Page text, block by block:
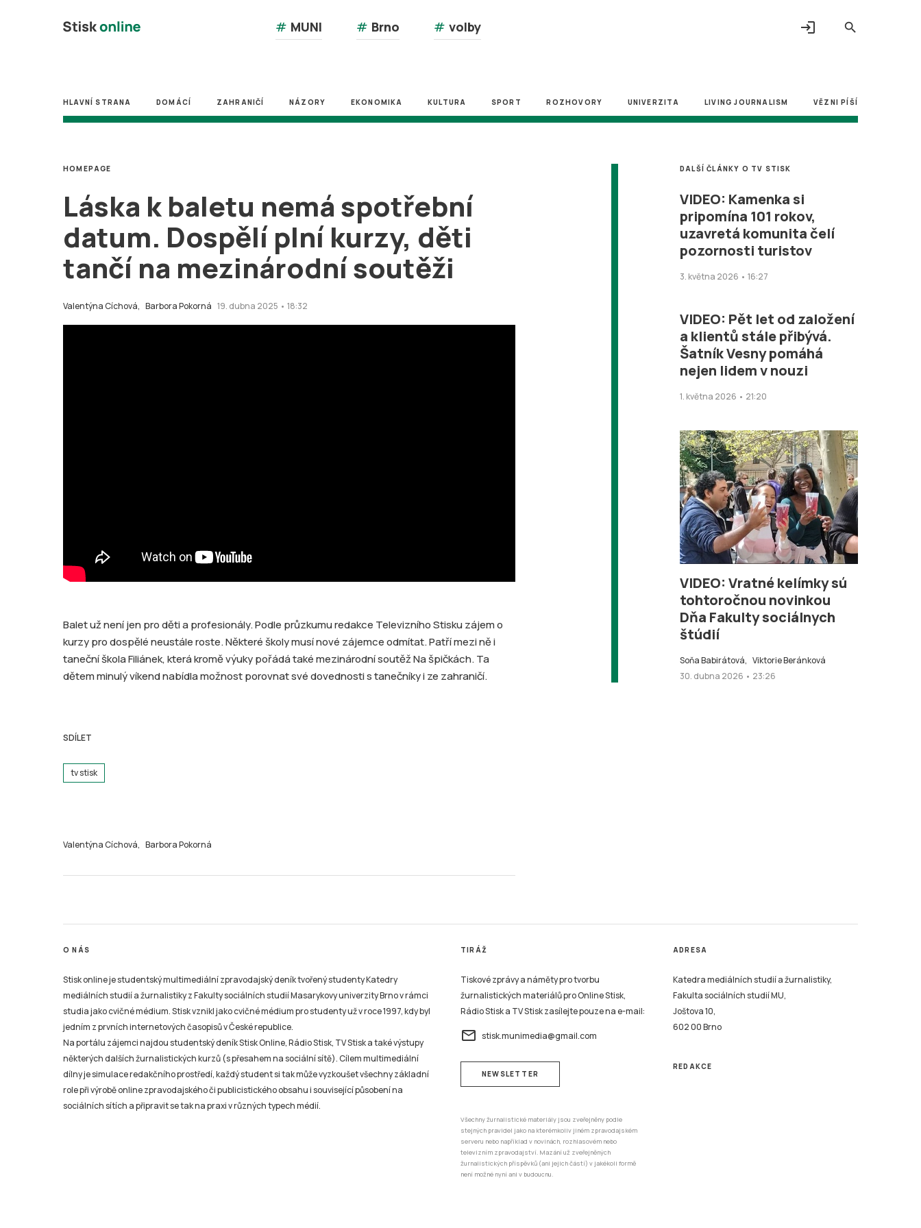
search
# MUNI # Brno # volby login
HLAVNÍ STRANA DOMÁCÍ ZAHRANIČÍ NÁZORY EKONOMIKA KULTURA SPORT ROZHOVORY UNIVERZITA LIVING JOURNALISM VĚZNI PÍŠÍ
Láska k baletu nemá spotřební
datum. Dospělí plní kurzy, děti
tančí na mezinárodní soutěži
Valentýna Cíchová, Barbora Pokorná 19. dubna 2025 • 18:32
HOMEPAGE
Balet už není jen pro děti a profesionály. Podle průzkumu redakce Televizního Stisku zájem o
kurzy pro dospělé neustále roste. Některé školy musí nové zájemce odmítat. Patří mezi ně i
taneční škola Filiánek, která kromě výuky pořádá také mezinárodní soutěž Na špičkách. Ta
dětem minulý víkend nabídla možnost porovnat své dovednosti s tanečníky i ze zahraničí.
SDÍLET
tv stisk
Valentýna Cíchová, Barbora Pokorná
DALŠÍ ČLÁNKY O TV STISK
VIDEO: Kamenka si
pripomína 101 rokov,
uzavretá komunita čelí
pozornosti turistov
3. května 2026 • 16:27
VIDEO: Pět let od založení
a klientů stále přibývá.
Šatník Vesny pomáhá
nejen lidem v nouzi
1. května 2026 • 21:20
VIDEO: Vratné kelímky sú
tohtoročnou novinkou
Dňa Fakulty sociálnych
štúdií
Soňa Babirátová, Viktorie Beránková
30. dubna 2026 • 23:26
O NÁS
Stisk online je studentský multimediální zpravodajský deník tvořený studenty Katedry
mediálních studií a žurnalistiky z Fakulty sociálních studií Masarykovy univerzity Brno v rámci
studia jako cvičné médium. Stisk vznikl jako cvičné médium pro studenty už v roce 1997, kdy byl
jedním z prvních internetových časopisů v České republice.
Na portálu zájemci najdou studentský deník Stisk Online, Rádio Stisk, TV Stisk a také výstupy
některých dalších žurnalistických kurzů (s přesahem na sociální sítě). Cílem multimediální
dílny je simulace redakčního prostředí, každý student si tak může vyzkoušet všechny základní
role při výrobě online zpravodajského či publicistického obsahu i související působení na
sociálních sítích a připravit se tak na praxi v různých typech médií.
TIRÁŽ
Tiskové zprávy a náměty pro tvorbu
žurnalistických materiálů pro Online Stisk,
Rádio Stisk a TV Stisk zasílejte pouze na e-mail:
email stisk.munimedia@gmail.com
NEWSLETTER
Všechny žurnalistické materiály jsou zveřejněny podle
stejných pravidel jako na kterémkoliv jiném zpravodajském
serveru nebo například v novinách, rozhlasovém nebo
televizním zpravodajství. Mazání už zveřejněných
žurnalistických příspěvků (ani jejich částí) v jakékoli formě
není možné nyní ani v budoucnu.
ADRESA
Katedra mediálních studií a žurnalistiky,
Fakulta sociálních studií MU,
Joštova 10,
602 00 Brno
REDAKCE